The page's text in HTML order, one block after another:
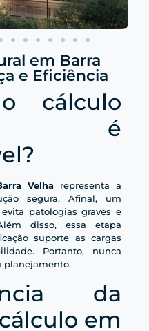
em Barra
e Eficiência
cálculo
é
Velha representa a
segura. Afinal, um
patologias graves e
disso, essa etapa
suporte as cargas
Portanto, nunca
planejamento.
da
em